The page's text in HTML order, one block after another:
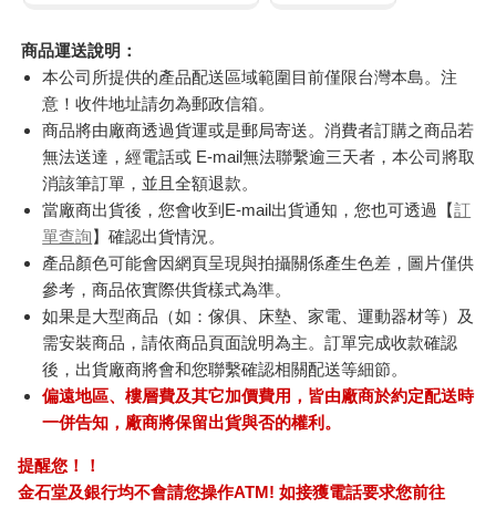
商品運送說明：
本公司所提供的產品配送區域範圍目前僅限台灣本島。注
意！收件地址請勿為郵政信箱。
商品將由廠商透過貨運或是郵局寄送。消費者訂購之商品若
無法送達，經電話或 E-mail無法聯繫逾三天者，本公司將取
消該筆訂單，並且全額退款。
當廠商出貨後，您會收到E-mail出貨通知，您也可透過【訂
單查詢】確認出貨情況。
產品顏色可能會因網頁呈現與拍攝關係產生色差，圖片僅供
參考，商品依實際供貨樣式為準。
如果是大型商品（如：傢俱、床墊、家電、運動器材等）及
需安裝商品，請依商品頁面說明為主。訂單完成收款確認
後，出貨廠商將會和您聯繫確認相關配送等細節。
偏遠地區、樓層費及其它加價費用，皆由廠商於約定配送時
一併告知，廠商將保留出貨與否的權利。
提醒您！！
金石堂及銀行均不會請您操作ATM! 如接獲電話要求您前往